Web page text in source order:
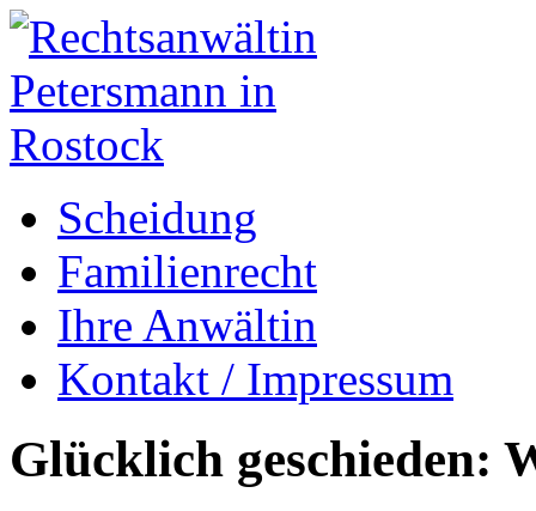
Scheidung
Familienrecht
Ihre Anwältin
Kontakt / Impressum
Glücklich geschieden: